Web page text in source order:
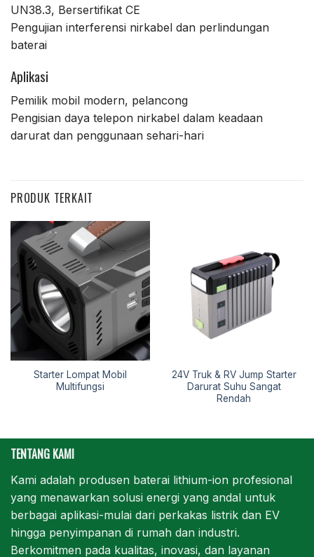
UN38.3, Bersertifikat CE
Pengujian interferensi nirkabel dan perlindungan
baterai
Aplikasi
Pemilik mobil modern, pelancong
Pengisian daya telepon nirkabel dalam keadaan
darurat dan penggunaan sehari-hari
PRODUK TERKAIT
Starter Lompat Mobil
Multifungsi
24V Truk & RV Jump Starter
Darurat Suhu Sangat
Rendah
TENTANG KAMI
Kami adalah produsen baterai lithium-ion profesional
yang menawarkan solusi energi yang andal untuk
berbagai aplikasi-mulai dari perkakas listrik dan EV
hingga penyimpanan di rumah dan industri.
Berkomitmen pada kualitas, inovasi, dan layanan